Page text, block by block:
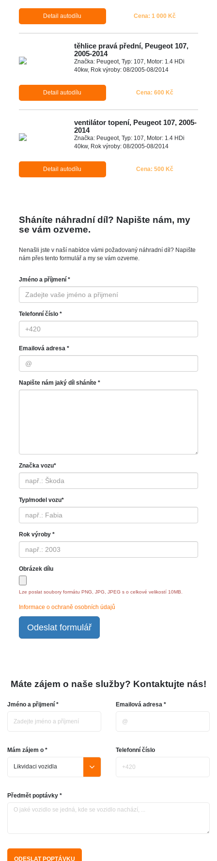
Detail autodílu Cena: 1 000 Kč
těhlice pravá přední, Peugeot 107,
2005-2014
Značka: Peugeot, Typ: 107, Motor: 1.4 HDi
40kw, Rok výroby: 08/2005-08/2014
Detail autodílu Cena: 600 Kč
ventilátor topení, Peugeot 107, 2005-
2014
Značka: Peugeot, Typ: 107, Motor: 1.4 HDi
40kw, Rok výroby: 08/2005-08/2014
Detail autodílu Cena: 500 Kč
Sháníte náhradní díl? Napište nám, my
se vám ozveme.
Nenašli jste v naší nabídce vámi požadovaný náhradní díl? Napište
nám přes tento formulář a my se vám ozveme.
Jméno a příjmení *
Telefonní číslo *
Emailová adresa *
Napište nám jaký díl sháníte *
Značka vozu*
Typ/model vozu*
Rok výroby *
Obrázek dílu
Lze poslat soubory formátu PNG, JPG, JPEG s o celkové velikostí 10MB.
Informace o ochraně osobních údajů
Odeslat formulář
Máte zájem o naše služby? Kontaktujte nás!
Jméno a přijmení * Emailová adresa *
Mám zájem o * Telefonní číslo
Předmět poptávky *